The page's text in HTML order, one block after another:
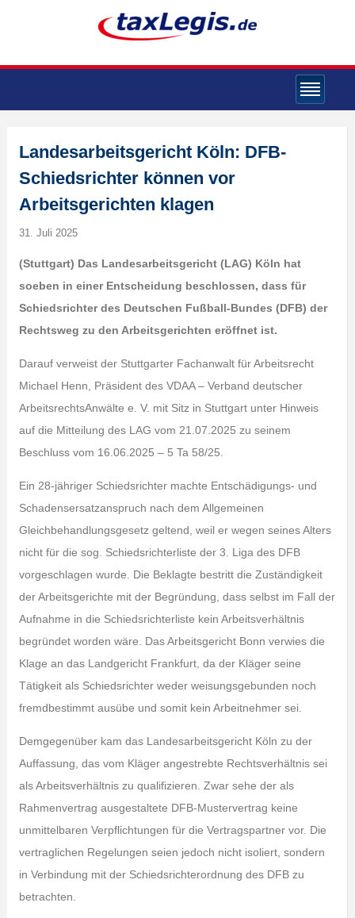
Landesarbeitsgericht Köln: DFB-
Schiedsrichter können vor
Arbeitsgerichten klagen
31. Juli 2025
(Stuttgart) Das Landesarbeitsgericht (LAG) Köln hat
soeben in einer Entscheidung beschlossen, dass für
Schiedsrichter des Deutschen Fußball-Bundes (DFB) der
Rechtsweg zu den Arbeitsgerichten eröffnet ist.
Darauf verweist der Stuttgarter Fachanwalt für Arbeitsrecht
Michael Henn, Präsident des VDAA – Verband deutscher
ArbeitsrechtsAnwälte e. V. mit Sitz in Stuttgart unter Hinweis
auf die Mitteilung des LAG vom 21.07.2025 zu seinem
Beschluss vom 16.06.2025 – 5 Ta 58/25.
Ein 28-jähriger Schiedsrichter machte Entschädigungs- und
Schadensersatzanspruch nach dem Allgemeinen
Gleichbehandlungsgesetz geltend, weil er wegen seines Alters
nicht für die sog. Schiedsrichterliste der 3. Liga des DFB
vorgeschlagen wurde. Die Beklagte bestritt die Zuständigkeit
der Arbeitsgerichte mit der Begründung, dass selbst im Fall der
Aufnahme in die Schiedsrichterliste kein Arbeitsverhältnis
begründet worden wäre. Das Arbeitsgericht Bonn verwies die
Klage an das Landgericht Frankfurt, da der Kläger seine
Tätigkeit als Schiedsrichter weder weisungsgebunden noch
fremdbestimmt ausübe und somit kein Arbeitnehmer sei.
Demgegenüber kam das Landesarbeitsgericht Köln zu der
Auffassung, das vom Kläger angestrebte Rechtsverhältnis sei
als Arbeitsverhältnis zu qualifizieren. Zwar sehe der als
Rahmenvertrag ausgestaltete DFB-Mustervertrag keine
unmittelbaren Verpflichtungen für die Vertragspartner vor. Die
vertraglichen Regelungen seien jedoch nicht isoliert, sondern
in Verbindung mit der Schiedsrichterordnung des DFB zu
betrachten.